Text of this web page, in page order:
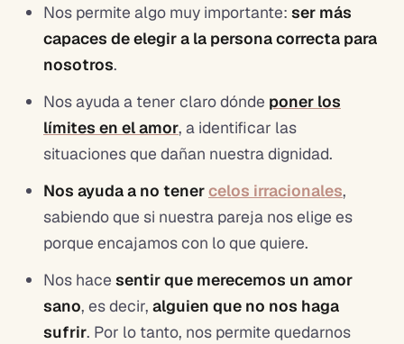
Nos permite algo muy importante: ser más
capaces de elegir a la persona correcta para
nosotros.
Nos ayuda a tener claro dónde poner los
límites en el amor, a identificar las
situaciones que dañan nuestra dignidad.
Nos ayuda a no tenercelos irracionales,
sabiendo que si nuestra pareja nos elige es
porque encajamos con lo que quiere.
Nos hace sentir que merecemos un amor
sano, es decir, alguien que no nos haga
sufrir. Por lo tanto, nos permite quedarnos